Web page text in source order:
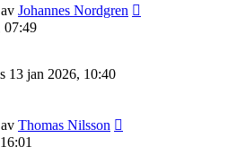
av Johannes Nordgren
07:49
13 jan 2026, 10:40
av Thomas Nilsson